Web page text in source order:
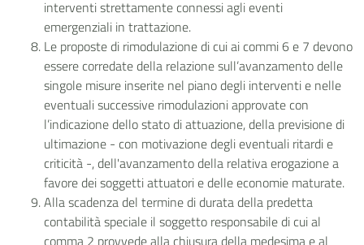
interventi strettamente connessi agli eventi
emergenziali in trattazione.
Le proposte di rimodulazione di cui ai commi 6 e 7 devono
essere corredate della relazione sull’avanzamento delle
singole misure inserite nel piano degli interventi e nelle
eventuali successive rimodulazioni approvate con
l’indicazione dello stato di attuazione, della previsione di
ultimazione - con motivazione degli eventuali ritardi e
criticità -, dell'avanzamento della relativa erogazione a
favore dei soggetti attuatori e delle economie maturate.
Alla scadenza del termine di durata della predetta
contabilità speciale il soggetto responsabile di cui al
comma 2 provvede alla chiusura della medesima e al